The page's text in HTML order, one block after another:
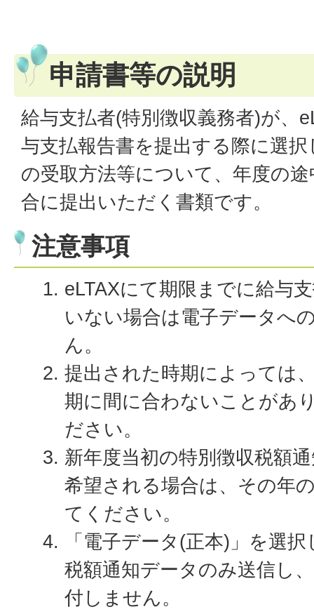
申請書等の説明
給与支払者(特別徴収義務者)が、
与支払報告書を提出する際に選
の受取方法等について、年度の
合に提出いただく書類です。
注意事項
eLTAXにて期限までに給与
いない場合は電子データへ
ん。
提出された時期によっては
期に間に合わないことがあ
ださい。
新年度当初の特別徴収税額
希望される場合は、その年
てください。
「電子データ(正本)」を選
税額通知データのみ送信し
付しません。